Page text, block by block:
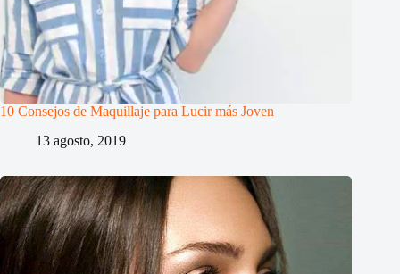
10 Consejos de Maquillaje para Lucir más Joven
13 agosto, 2019